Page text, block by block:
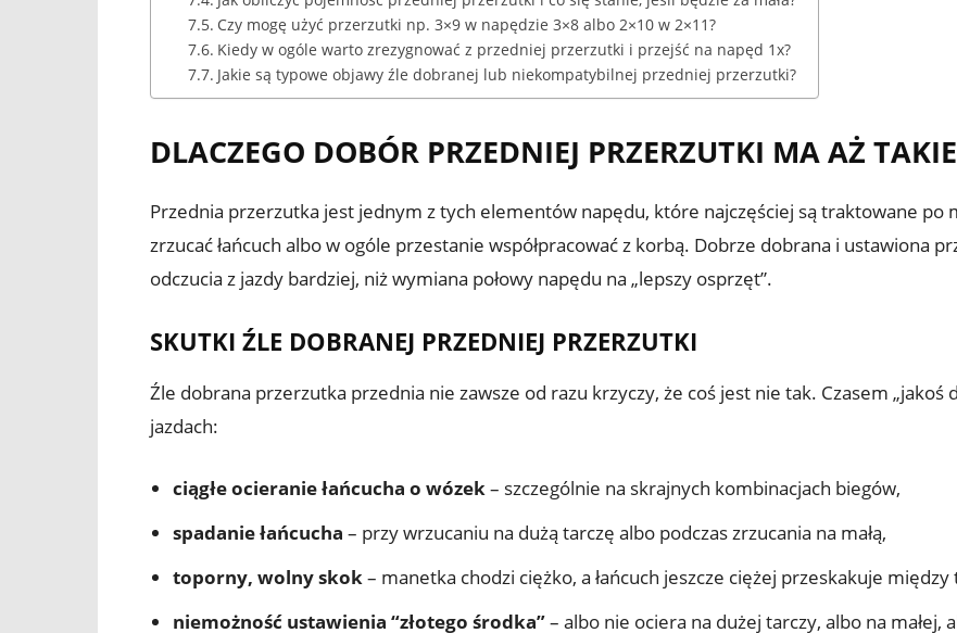
Czy mogę użyć przerzutki np. 3×9 w napędzie 3×8 albo 2×10 w 2×11?
Kiedy w ogóle warto zrezygnować z przedniej przerzutki i przejść na napęd 1x?
Jakie są typowe objawy źle dobranej lub niekompatybilnej przedniej przerzutki?
DLACZEGO DOBÓR PRZEDNIEJ PRZERZUTKI MA AŻ
Przednia przerzutka jest jednym z tych elementów napędu, które najczęściej są traktowane po
zrzucać łańcuch albo w ogóle przestanie współpracować z korbą. Dobrze dobrana i ustawiona
odczucia z jazdy bardziej, niż wymiana połowy napędu na „lepszy osprzęt”.
SKUTKI ŹLE DOBRANEJ PRZEDNIEJ PRZERZUTKI
Źle dobrana przerzutka przednia nie zawsze od razu krzyczy, że coś jest nie tak. Czasem „jakoś
jazdach:
ciągłe ocieranie łańcucha o wózek– szczególnie na skrajnych kombinacjach biegów,
spadanie łańcucha – przy wrzucaniu na dużą tarczę albo podczas zrzucania na małą,
toporny, wolny skok– manetka chodzi ciężko, a łańcuch jeszcze ciężej przeskakuje między
niemożność ustawienia “złotego środka”– albo nie ociera na dużej tarczy, albo na małej,